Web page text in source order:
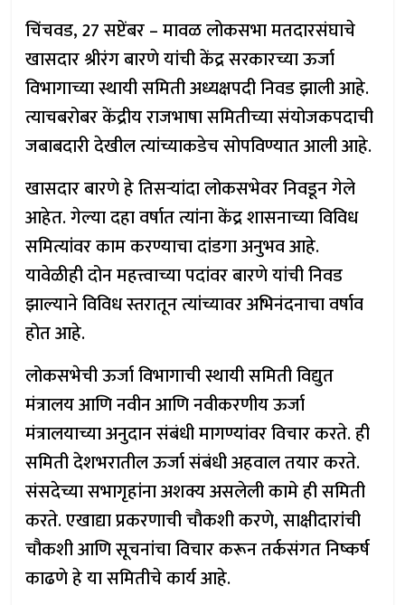
चिंचवड, 27 सप्टेंबर – मावळ लोकसभा मतदारसंघाचे
खासदार श्रीरंग बारणे यांची केंद्र सरकारच्या ऊर्जा
विभागाच्या स्थायी समिती अध्यक्षपदी निवड झाली आहे.
त्याचबरोबर केंद्रीय राजभाषा समितीच्या संयोजकपदाची
जबाबदारी देखील त्यांच्याकडेच सोपविण्यात आली आहे.
खासदार बारणे हे तिसऱ्यांदा लोकसभेवर निवडून गेले
आहेत. गेल्या दहा वर्षात त्यांना केंद्र शासनाच्या विविध
समित्यांवर काम करण्याचा दांडगा अनुभव आहे.
यावेळीही दोन महत्त्वाच्या पदांवर बारणे यांची निवड
झाल्याने विविध स्तरातून त्यांच्यावर अभिनंदनाचा वर्षाव
होत आहे.
लोकसभेची ऊर्जा विभागाची स्थायी समिती विद्युत
मंत्रालय आणि नवीन आणि नवीकरणीय ऊर्जा
मंत्रालयाच्या अनुदान संबंधी मागण्यांवर विचार करते. ही
समिती देशभरातील ऊर्जा संबंधी अहवाल तयार करते.
संसदेच्या सभागृहांना अशक्य असलेली कामे ही समिती
करते. एखाद्या प्रकरणाची चौकशी करणे, साक्षीदारांची
चौकशी आणि सूचनांचा विचार करून तर्कसंगत निष्कर्ष
काढणे हे या समितीचे कार्य आहे.